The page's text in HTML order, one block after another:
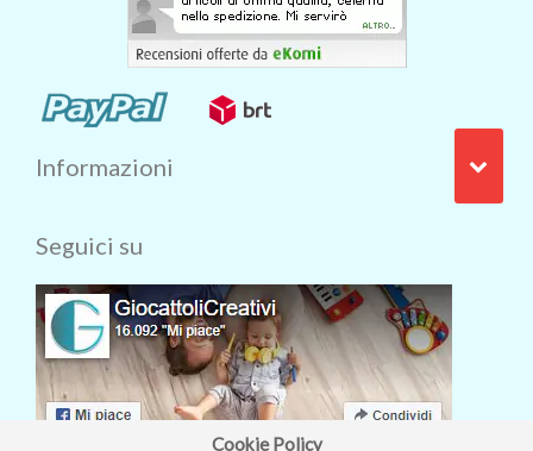
Cookie Policy
Informazioni
Seguici su